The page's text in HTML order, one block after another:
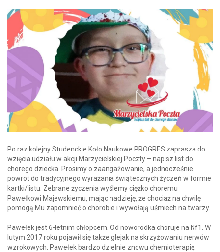
Po raz kolejny Studenckie Koło Naukowe PROGRES zaprasza do
wzięcia udziału w akcji Marzycielskiej Poczty – napisz list do
chorego dziecka. Prosimy o zaangażowanie, a jednocześnie
powrót do tradycyjnego wyrażania świątecznych życzeń w formie
kartki/listu. Zebrane życzenia wyślemy ciężko choremu
Pawełkowi Majewskiemu, mając nadzieję, że chociaż na chwilę
pomogą Mu zapomnieć o chorobie i wywołają uśmiech na twarzy.
Pawełek jest 6-letnim chłopcem. Od noworodka choruje na Nf1. W
lutym 2017 roku pojawił się także glejak na skrzyżowaniu nerwów
wzrokowych. Pawełek bardzo dzielnie znowu chemioterapię.